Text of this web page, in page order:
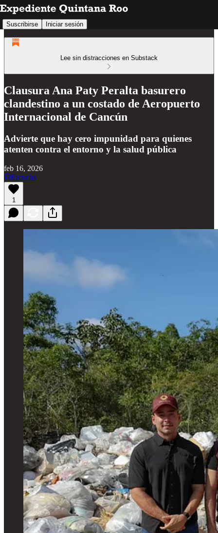
Suscribirse Iniciar sesión
Lee sin distracciones en Substack
Clausura Ana Paty Peralta basurero
clandestino a un costado de Aeropuerto
Internacional de Cancún
Advierte que hay cero impunidad para quienes
atenten contra el entorno y la salud pública
feb 16, 2026
Escucha
1